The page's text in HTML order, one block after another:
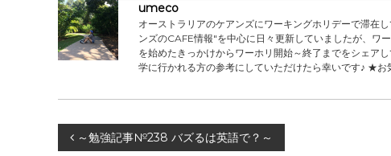
umeco
オーストラリアのケアンズにワーキングホリデーで滞在
ンズのCAFE情報"を中心に日々更新していましたが、ワ
を始めたきっかけからワーホリ開始～終了までをシェア
学に行かれる方の参考にしていただけたら幸いです♪ ★
投～勉強記事№238 バズるは英語で？～